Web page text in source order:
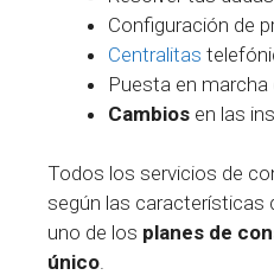
Configuración de
Centralitas
Puesta en marcha
Cambios en las
Todos los servicios de
según las características
uno de los planes de
único.